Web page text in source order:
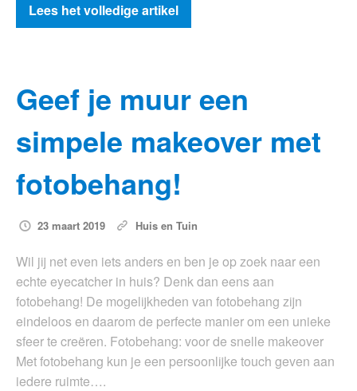
Lees het volledige artikel
Geef je muur een
simpele makeover met
fotobehang!
23 maart 2019 Huis en Tuin
Wil jij net even iets anders en ben je op zoek naar een
echte eyecatcher in huis? Denk dan eens aan
fotobehang! De mogelijkheden van fotobehang zijn
eindeloos en daarom de perfecte manier om een unieke
sfeer te creëren. Fotobehang: voor de snelle makeover
Met fotobehang kun je een persoonlijke touch geven aan
iedere ruimte….